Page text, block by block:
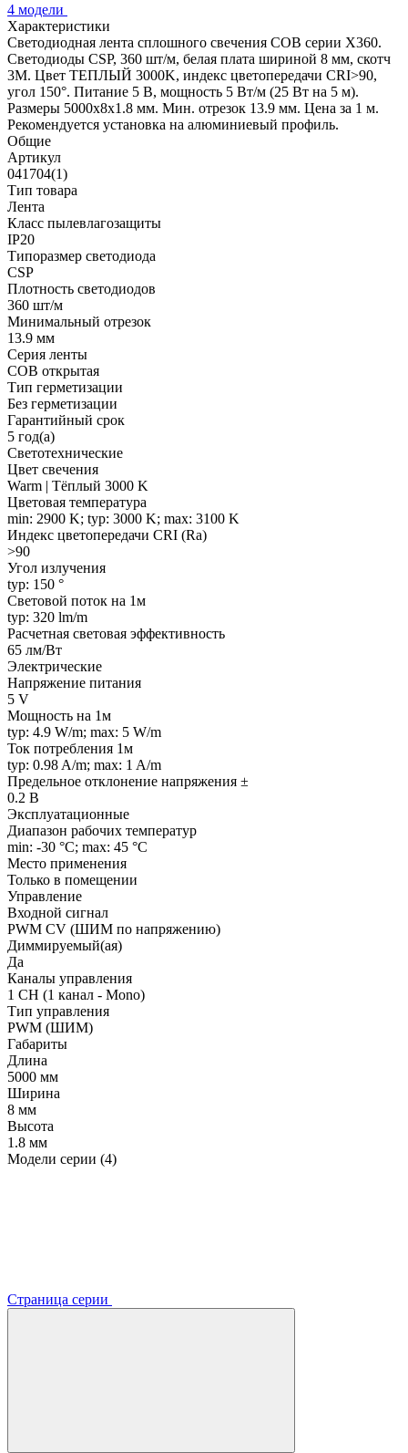
4 модели
Характеристики
Светодиодная лента сплошного свечения COB серии X360.
Светодиоды CSP, 360 шт/м, белая плата шириной 8 мм, скотч
3M. Цвет ТЕПЛЫЙ 3000K, индекс цветопередачи CRI>90,
угол 150°. Питание 5 В, мощность 5 Вт/м (25 Вт на 5 м).
Размеры 5000х8х1.8 мм. Мин. отрезок 13.9 мм. Цена за 1 м.
Рекомендуется установка на алюминиевый профиль.
Общие
Артикул
041704(1)
Тип товара
Лента
Класс пылевлагозащиты
IP20
Типоразмер светодиода
CSP
Плотность светодиодов
360 шт/м
Минимальный отрезок
13.9 мм
Серия ленты
COB открытая
Тип герметизации
Без герметизации
Гарантийный срок
5 год(а)
Светотехнические
Цвет свечения
Warm | Тёплый 3000 K
Цветовая температура
min: 2900 K; typ: 3000 K; max: 3100 K
Индекс цветопередачи CRI (Ra)
>90
Угол излучения
typ: 150 °
Световой поток на 1м
typ: 320 lm/m
Расчетная световая эффективность
65 лм/Вт
Электрические
Напряжение питания
5 V
Мощность на 1м
typ: 4.9 W/m; max: 5 W/m
Ток потребления 1м
typ: 0.98 A/m; max: 1 A/m
Предельное отклонение напряжения ±
0.2 В
Эксплуатационные
Диапазон рабочих температур
min: -30 °C; max: 45 °C
Место применения
Только в помещении
Управление
Входной сигнал
PWM СV (ШИМ по напряжению)
Диммируемый(ая)
Да
Каналы управления
1 CH (1 канал - Mono)
Тип управления
PWM (ШИМ)
Габариты
Длина
5000 мм
Ширина
8 мм
Высота
1.8 мм
Модели серии (4)
Страница серии